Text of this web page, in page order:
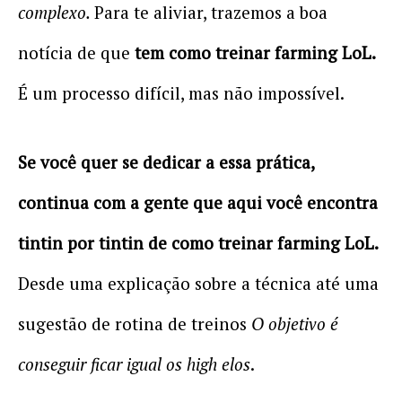
complexo. Para te aliviar, trazemos a boa
notícia de que tem como treinar farming LoL.
É um processo difícil, mas não impossível.
Se você quer se dedicar a essa prática,
continua com a gente que aqui você encontra
tintin por tintin de como treinar farming LoL.
Desde uma explicação sobre a técnica até uma
sugestão de rotina de treinos O objetivo é
conseguir ficar igual os high elos.